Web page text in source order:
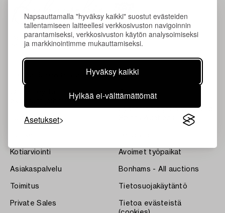
Napsauttamalla "hyväksy kaikki" suostut evästeiden
tallentamiseen laitteellesi verkkosivuston navigoinnin
parantamiseksi, verkkosivuston käytön analysoimiseksi
ja markkinointimme mukauttamiseksi.
Hyväksy kaikki
Hylkää ei-välttämättömät
Asetukset
Tulokset
Kotiarviointi
Asiakaspalvelu
Toimitus
Private Sales
Ehdot
Bukipedia
Systembolaget's Wine and
Avoimet työpaikat
Bonhams - All auctions
Tietosuojakäytäntö
Tietoa evästeistä